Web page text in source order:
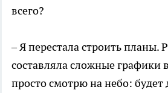
всего?
– Я перестала строить планы.
составляла сложные графики
просто смотрю на небо: будет